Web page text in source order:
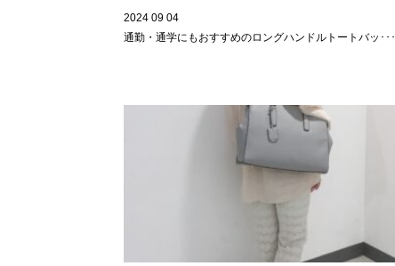
2024 09 04
通勤・通学にもおすすめのロングハンドルトートバッ･･･